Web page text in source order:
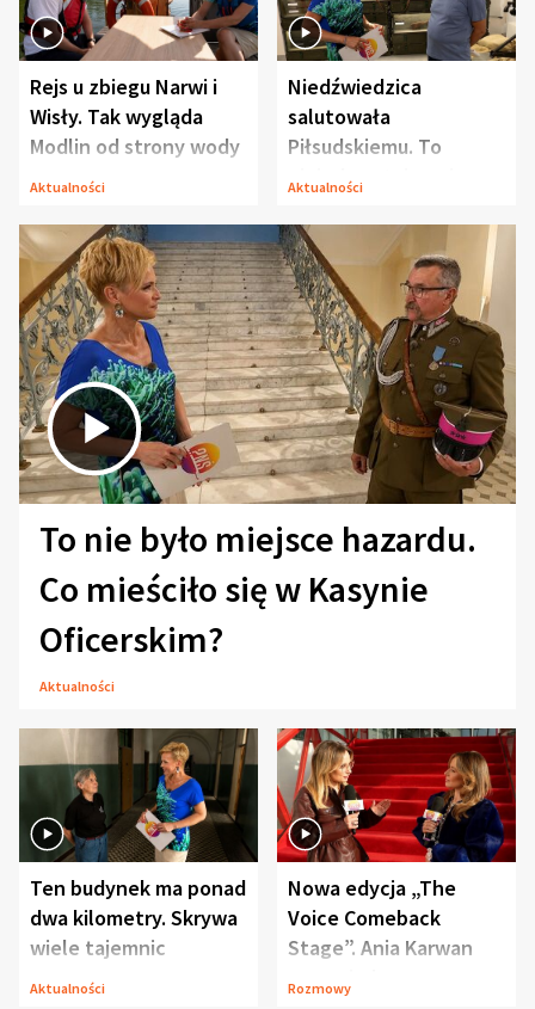
Rejs u zbiegu Narwi i
Wisły. Tak wygląda
Modlin od strony wody
Aktualności
Niedźwiedzica
salutowała
Piłsudskiemu. To
niejedyna tajemnica
Aktualności
To nie było miejsce hazardu.
Co mieściło się w Kasynie
Oficerskim?
Aktualności
Ten budynek ma ponad
dwa kilometry. Skrywa
wiele tajemnic
Aktualności
Nowa edycja „The
Voice Comeback
Stage”. Ania Karwan
zapowiada
Rozmowy